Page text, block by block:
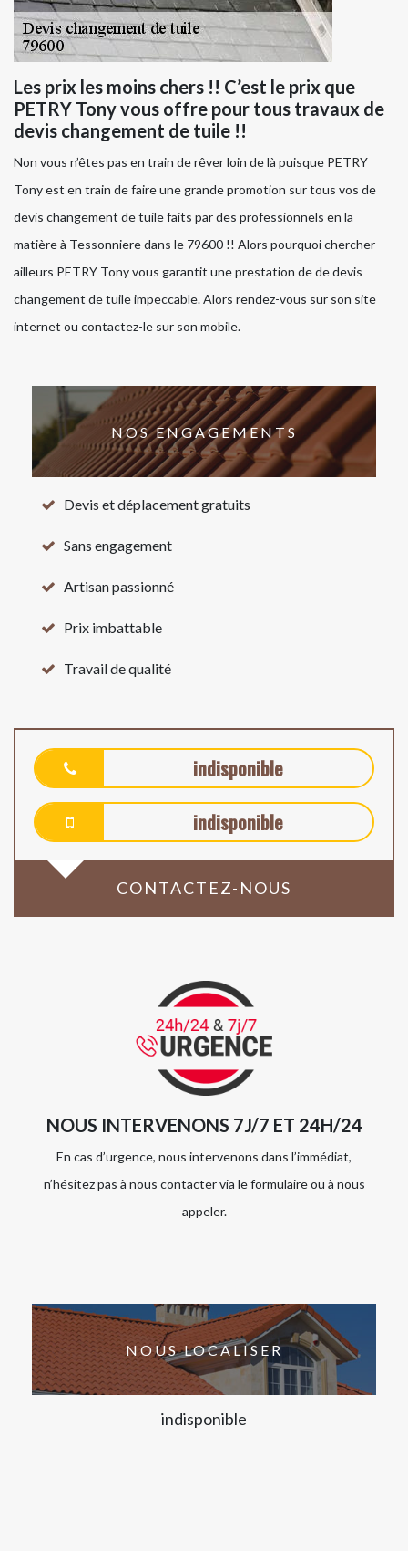
Les prix les moins chers !! C’est le prix que
PETRY Tony vous offre pour tous travaux de
devis changement de tuile !!
Non vous n’êtes pas en train de rêver loin de là puisque PETRY
Tony est en train de faire une grande promotion sur tous vos de
devis changement de tuile faits par des professionnels en la
matière à Tessonniere dans le 79600 !! Alors pourquoi chercher
ailleurs PETRY Tony vous garantit une prestation de de devis
changement de tuile impeccable. Alors rendez-vous sur son site
internet ou contactez-le sur son mobile.
NOS ENGAGEMENTS
Devis et déplacement gratuits
Sans engagement
Artisan passionné
Prix imbattable
Travail de qualité
indisponible
indisponible
CONTACTEZ-NOUS
NOUS INTERVENONS 7J/7 ET 24H/24
En cas d’urgence, nous intervenons dans l’immédiat,
n’hésitez pas à nous contacter via le formulaire ou à nous
appeler.
NOUS LOCALISER
indisponible